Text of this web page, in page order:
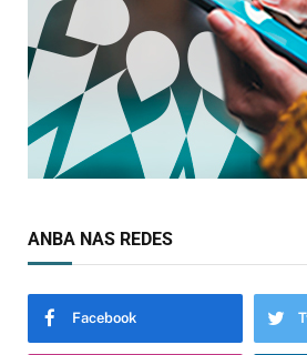
ANBA NAS REDES
Facebook